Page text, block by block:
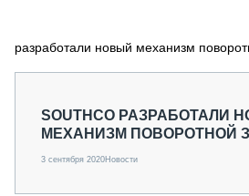
СПЕЦПРОЕКТЫ
О ПРОЕКТЕ
разработали новый механизм
SOUTHCO РАЗРАБОТАЛИ
МЕХАНИЗМ ПОВОРОТНОЙ
3 сентября 2020Новости